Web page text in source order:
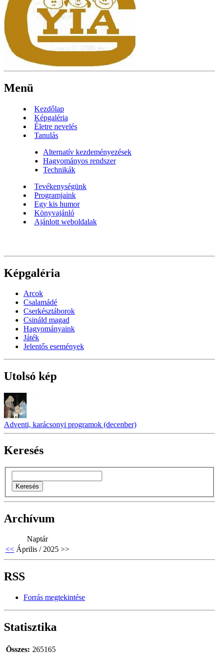
Menü
Kezdőlap
Képgaléria
Életre nevelés
Tanulás
Alternatív kezdeményezések
Hagyományos rendszer
Technikák
Tevékenységünk
Programjaink
Egy kis humor
Könyvajánló
Ajánlott weboldalak
Képgaléria
Arcok
Csalamádé
Cserkésztáborok
Csináld magad
Hagyományaink
Játék
Jelentős események
Utolsó kép
Adventi, karácsonyi programok (decenber)
Keresés
Archívum
Naptár
<< Április / 2025 >>
RSS
Forrás megtekintése
Statisztika
Összes: 265165